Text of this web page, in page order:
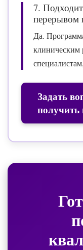
7.
перерывом
Да.
клиническим
Задать
получить